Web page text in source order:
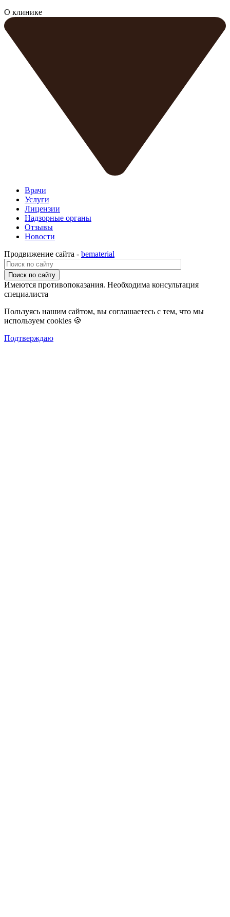
О клинике
Врачи
Услуги
Лицензии
Надзорные органы
Отзывы
Новости
Продвижение сайта - bematerial
Поиск по сайту
Имеются противопоказания. Необходима консультация
специалиста
Пользуясь нашим сайтом, вы соглашаетесь с тем, что мы
используем cookies 🍪
Подтверждаю